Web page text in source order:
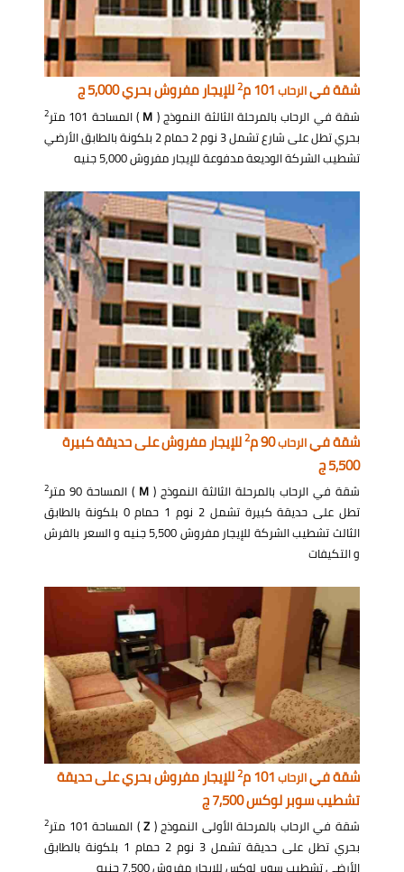
شقة فيالرحاب 2للإيجار مفروش بحري 5,000 ج
شقة في الرحاب بالمرحلة الثالثة النموذج ( M ) المساحة 101 متر 2
بحري تطل على شارع تشمل 3 نوم 2 حمام 2 بلكونة بالطابق الأرضي
تشطيب الشركة الوديعة مدفوعة للإيجار مفروش 5,000 جنيه
شقة فيالرحاب90 م 2للإيجار مفروش على حديقة كبيرة
5,500 ج
شقة في الرحاب بالمرحلة الثالثة النموذج ( M ) المساحة 90 متر 2
تطل على حديقة كبيرة تشمل 2 نوم 1 حمام 0 بلكونة بالطابق
الثالث تشطيب الشركة للإيجار مفروش 5,500 جنيه و السعر بالفرش
و التكيفات
شقة فيالرحاب 2للإيجار مفروش بحري على حديقة
تشطيب سوبر لوكس 7,500 ج
شقة في الرحاب بالمرحلة الأولى النموذج ( Z) المساحة 101 متر 2
بحري تطل على حديقة تشمل 3 نوم 2 حمام 1 بلكونة بالطابق